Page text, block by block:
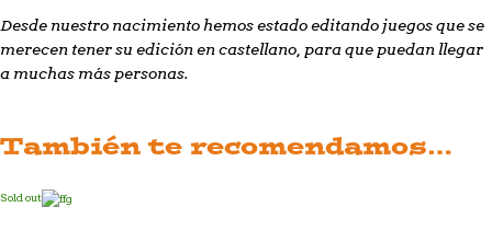
Desde nuestro nacimiento hemos estado editando juegos que se
merecen tener su edición en castellano, para que puedan llegar
a muchas más personas.
También te recomendamos…
Sold out